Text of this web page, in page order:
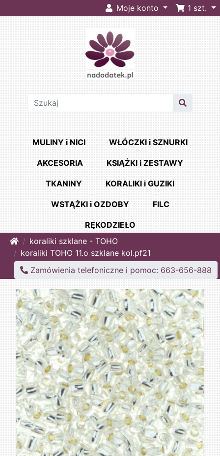
Moje konto 1 szt.
MULINY i NICI WŁÓCZKI i SZNURKI
AKCESORIA KSIĄŻKI i ZESTAWY
TKANINY KORALIKI i GUZIKI
WSTĄŻKI i OZDOBY FILC
RĘKODZIEŁO
Homekoraliki szklane - TOHO
koraliki TOHO 11.o szklane kol.pf21
Zamówienia telefoniczne i pomoc: 663-656-888